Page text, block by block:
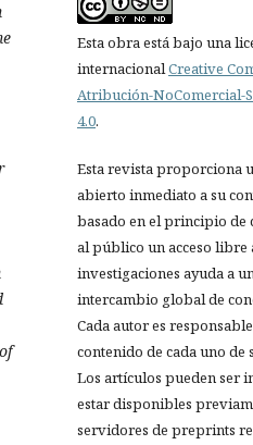
Esta obra está bajo una
internacionalCreative
Atribución-NoComercial-
4.0.
Esta revista proporciona
abierto inmediato a su
basado en el principio de
al público un acceso libre
investigaciones ayuda a
intercambio global de
Cada autor es
contenido de cada uno de
Los artículos pueden ser
estar disponibles
servidores de preprints